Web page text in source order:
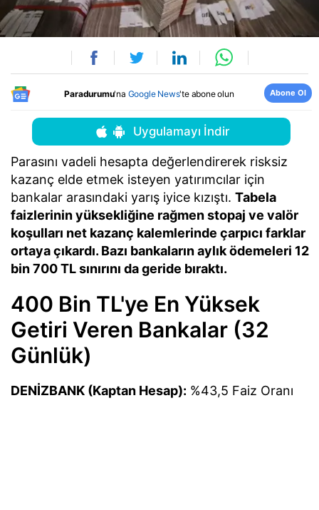
Paradurumu'na Google News'te abone olun Abone Ol
Uygulamayı İndir
Parasını vadeli hesapta değerlendirerek risksiz
kazanç elde etmek isteyen yatırımcılar için
bankalar arasındaki yarış iyice kızıştı. Tabela
faizlerinin yüksekliğine rağmen stopaj ve valör
koşulları net kazanç kalemlerinde çarpıcı farklar
ortaya çıkardı. Bazı bankaların aylık ödemeleri 12
bin 700 TL sınırını da geride bıraktı.
400 Bin TL'ye En Yüksek
Getiri Veren Bankalar (32
Günlük)
DENİZBANK (Kaptan Hesap): %43,5 Faiz Oranı